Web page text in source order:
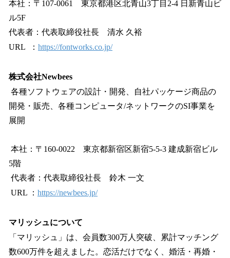
本社：〒107-0061 東京都港区北青山3丁目2-4 日新青山ビ
ル5F
代表者：代表取締役社長 清水 久裕
URL ： https://fontworks.co.jp/
株式会社Newbees
各種ソフトウェアの設計・開発、自社パッケージ商品の
開発・販売、各種コンピュータ/ネットワークのSI事業を
展開
本社：〒160-0022 東京都新宿区新宿5-5-3 建成新宿ビル
5階
代表者：代表取締役社長 鈴木 一文
URL ： https://newbees.jp/
マリッシュについて
「マリッシュ」は、会員数300万人突破、累計マッチング
数600万件を超えました。恋活だけでなく、婚活・再婚・